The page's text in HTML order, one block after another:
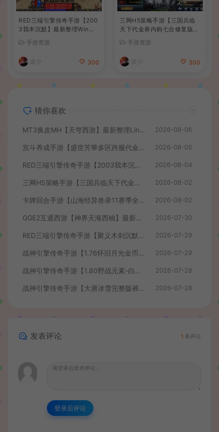
RED三端引擎传奇手游【200
3我本沉默】最新整理Win系
细搭建教程
手游资源
波少 300
三网H5策略手游【三国兵临
天下代金券内购七合修复版】
+Linux手工服务端+管理后台
+GM授权后台+简易安卓客户
端+详细搭建教程+视频教程
手游资源
波少 300
猜你喜欢
MT3换皮MH【天穹西游】最新整理Linux手工服务端+安卓苹果双端+GM后台+详细搭建教程+全套源码+视频教程 2026-08-06
宫斗养成手游【盛世芳華多区跨服代金券本地优化版】最新整理单机一键即玩端+Linux手工服务端+CDK授权后台+安卓+详细搭建教程 2026-08-05
RED三端引擎传奇手游【2003我本沉默】最新整理Win系服务端+安卓苹果PC三端+详细搭建教程 2026-08-04
三网H5策略手游【三国兵临天下代金券内购七合修复版】最新整理单机一键即玩镜像端+Linux手工服务端+管理后台+GM授权后台+简易安卓客户端+详细搭建教程+视频教程 2026-08-02
卡牌回合手游【山海经异兽录11赛季全人物代金券内购版】最新整理WIN系服务端+授权GM后台+管理后台+热更修改工具+安卓+详细搭建教程 2026-08-02
GGE2互通西游【神界天海西柚】最新整理Win系服务端+安卓苹果PC三端+内置GM工具+全套源码+详细搭建教程+视频教程 2026-07-30
RED三端引擎传奇手游【聚义木剑沉默高仿嘟嘟沉默】最新整理Win系服务端+安卓苹果PC三端+详细搭建教程 2026-07-29
战神引擎传奇手游【1.76怀旧月光金币版】最新整理Win系复古服务端+安卓苹果双端+GM授权物品后台+详细搭建教程 2026-07-29
战神引擎传奇手游【1.80野战元素-白猪7.2免授权】最新整理Win系特色服务端+安卓+GM授权物品后台+详细搭建教程 2026-07-28
战神引擎传奇手游【大唐冰雪完整版裤衩7.0免授权】最新整理Win系特色服务端+GM授权后台+安卓苹果双端+详细搭建教程 2026-07-28
发表评论 1 条评论
登录后评论